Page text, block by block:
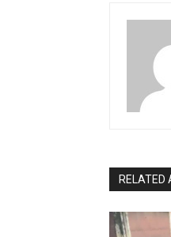
RELATED